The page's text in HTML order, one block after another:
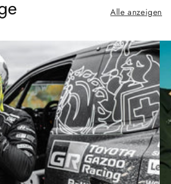
Alle anzeigen